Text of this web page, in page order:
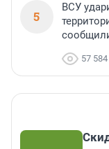
5
ВСУ
57 584